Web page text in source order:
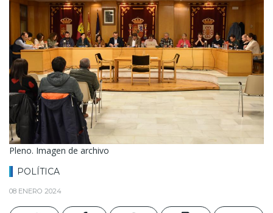
Pleno. Imagen de archivo
POLÍTICA
08 ENERO 2024